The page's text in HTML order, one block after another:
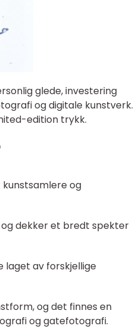
glede, investering
og digitale kunstverk.
edition trykk.
og
og dekker et bredt spekter
laget av forskjellige
og det finnes en
og gatefotografi.